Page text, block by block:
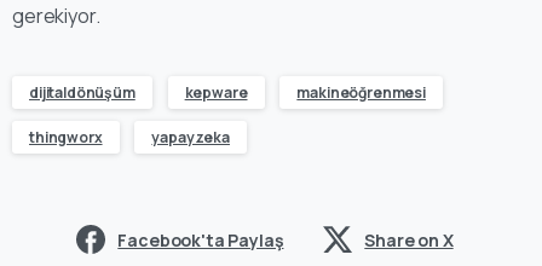
gerekiyor.
dijitaldönüşüm kepware makineöğrenmesi
thingworx yapayzeka
Facebook'ta Paylaş Share on X